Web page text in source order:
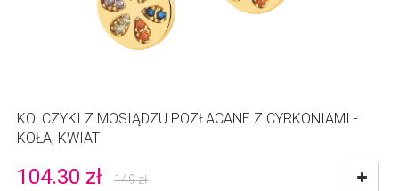
KOLCZYKI Z MOSIĄDZU POZŁACANE Z CYRKONIAMI -
KOŁA, KWIAT
104.30 zł 149zł